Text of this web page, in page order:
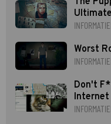
Worst
Don't